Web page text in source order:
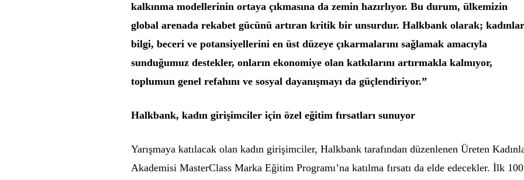
kalkınma modellerinin ortaya çıkmasına da zemin hazırlıyor. Bu durum, ülkemizin
global arenada rekabet gücünü artıran kritik bir unsurdur. Halkbank olarak;
bilgi, beceri ve potansiyellerini en üst düzeye çıkarmalarını sağlamak amacıyla
sunduğumuz destekler, onların ekonomiye olan katkılarını artırmakla kalmıyor,
toplumun genel refahını ve sosyal dayanışmayı da güçlendiriyor.”
Halkbank, kadın girişimciler için özel eğitim fırsatları sunuyor
Yarışmaya katılacak olan kadın girişimciler, Halkbank tarafından düzenlenen Üreten
Akademisi MasterClass Marka Eğitim Programı’na katılma fırsatı da elde edecekler. İlk